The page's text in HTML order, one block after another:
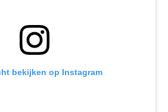
bekijken op Instagram